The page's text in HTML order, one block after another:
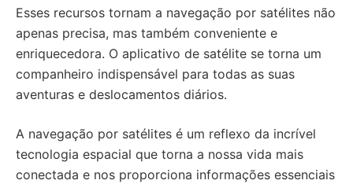
Esses recursos tornam a navegação por satélites não
apenas precisa, mas também conveniente e
enriquecedora. O aplicativo de satélite se torna um
companheiro indispensável para todas as suas
aventuras e deslocamentos diários.
A navegação por satélites é um reflexo da incrível
tecnologia espacial que torna a nossa vida mais
conectada e nos proporciona informações essenciais